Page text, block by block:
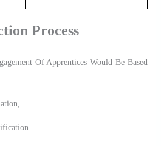
Process
Of Apprentices Would Be Based